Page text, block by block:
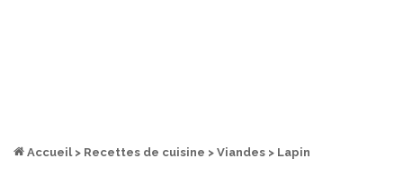
Accueil > Recettes de cuisine > Viandes > Lapin